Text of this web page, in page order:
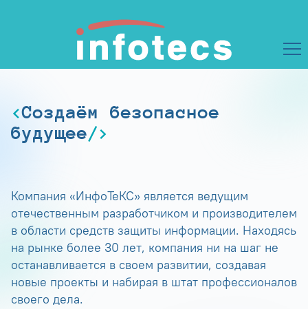
Создаём безопасное
будущее
Компания «ИнфоТеКС» является ведущим
отечественным разработчиком и производителем
в области средств защиты информации. Находясь
на рынке более 30 лет, компания ни на шаг не
останавливается в своем развитии, создавая
новые проекты и набирая в штат профессионалов
своего дела.